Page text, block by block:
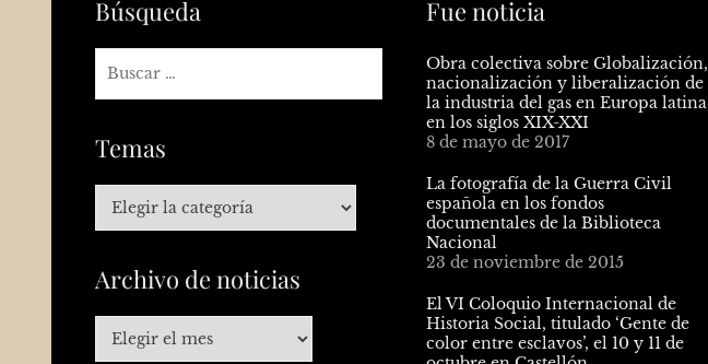
Búsqueda
Temas
Archivo de noticias
Fue noticia
Obra colectiva sobre Globalización,
nacionalización y liberalización de
la industria del gas en Europa latina
en los siglos XIX-XXI
8 de mayo de 2017
La fotografía de la Guerra Civil
española en los fondos
documentales de la Biblioteca
Nacional
23 de noviembre de 2015
El VI Coloquio Internacional de
Historia Social, titulado ‘Gente de
color entre esclavos’, el 10 y 11 de